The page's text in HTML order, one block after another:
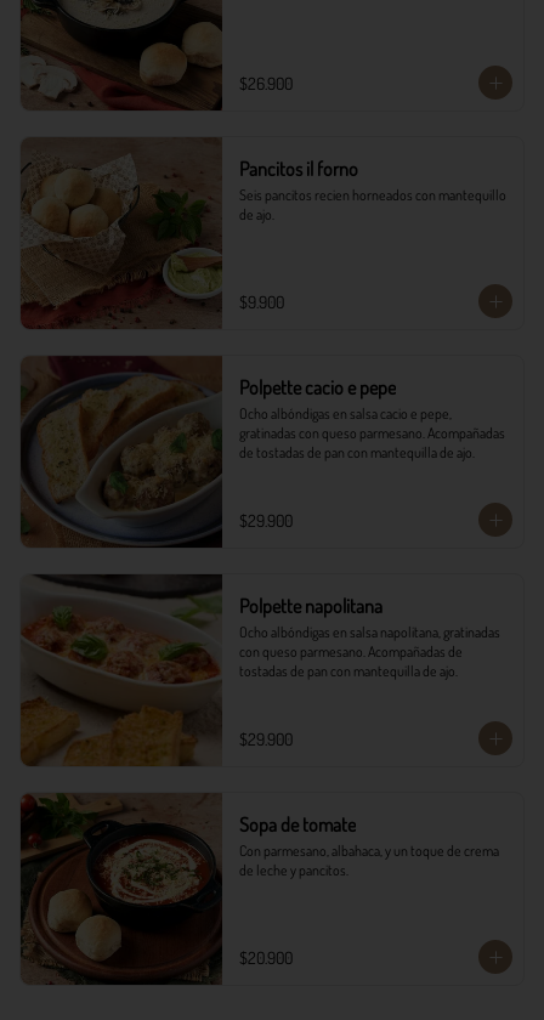
$26.900
Pancitos il forno
Seis pancitos recien horneados con mantequillo
de ajo.
$9.900
Polpette cacio e pepe
Ocho albóndigas en salsa cacio e pepe,
gratinadas con queso parmesano. Acompañadas
de tostadas de pan con mantequilla de ajo.
$29.900
Polpette napolitana
Ocho albóndigas en salsa napolitana, gratinadas
con queso parmesano. Acompañadas de
tostadas de pan con mantequilla de ajo.
$29.900
Sopa de tomate
Con parmesano, albahaca, y un toque de crema
de leche y pancitos.
$20.900